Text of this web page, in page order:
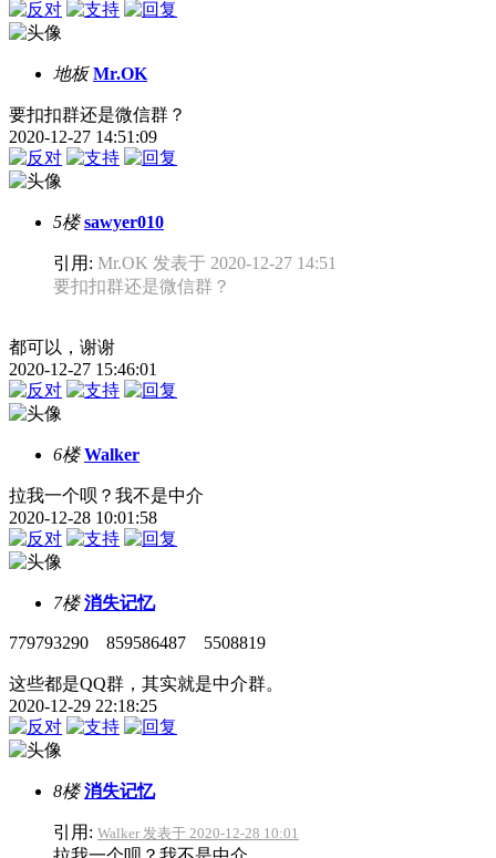
地板 Mr.OK
要扣扣群还是微信群？
2020-12-27 14:51:09
5楼 sawyer010
引用: Mr.OK 发表于 2020-12-27 14:51
要扣扣群还是微信群？
都可以，谢谢
2020-12-27 15:46:01
6楼 Walker
拉我一个呗？我不是中介
2020-12-28 10:01:58
7楼 消失记忆
779793290 859586487 5508819
这些都是QQ群，其实就是中介群。
2020-12-29 22:18:25
8楼 消失记忆
引用: Walker 发表于 2020-12-28 10:01